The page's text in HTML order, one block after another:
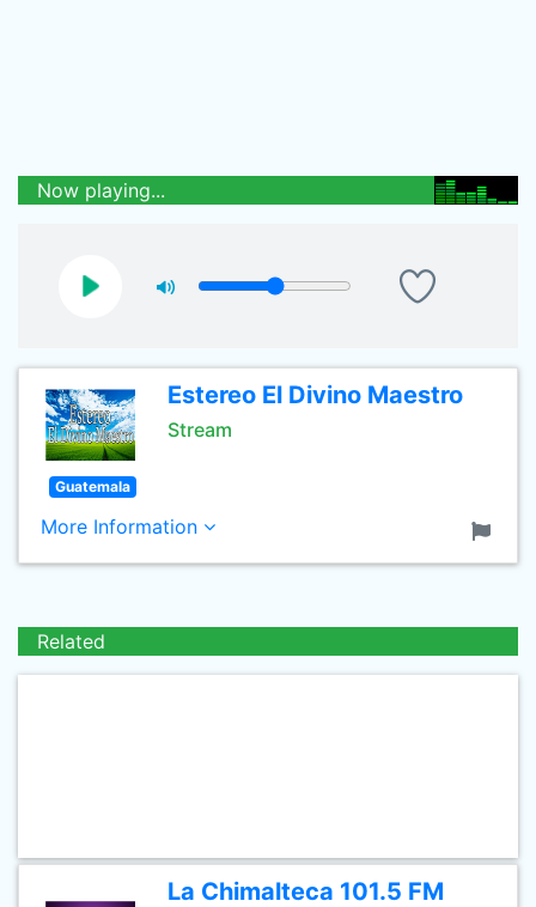
Now playing...
Estereo El Divino Maestro
Stream
Guatemala
More Information
Related
La Chimalteca 101.5 FM